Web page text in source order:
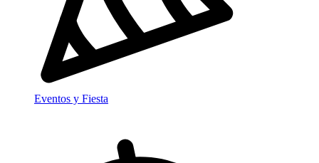
Eventos y Fiesta